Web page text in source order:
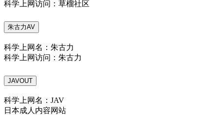
科学上网访问：草榴社区
朱古力AV
科学上网名：朱古力
科学上网访问：朱古力
JAVOUT
科学上网名：JAV
日本成人内容网站